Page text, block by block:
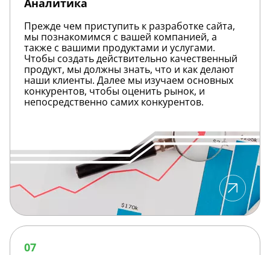
Аналитика
Прежде чем приступить к разработке сайта,
мы познакомимся с вашей компанией, а
также с вашими продуктами и услугами.
Чтобы создать действительно качественный
продукт, мы должны знать, что и как делают
наши клиенты. Далее мы изучаем основных
конкурентов, чтобы оценить рынок, и
непосредственно самих конкурентов.
Дизайн
сайтов
07